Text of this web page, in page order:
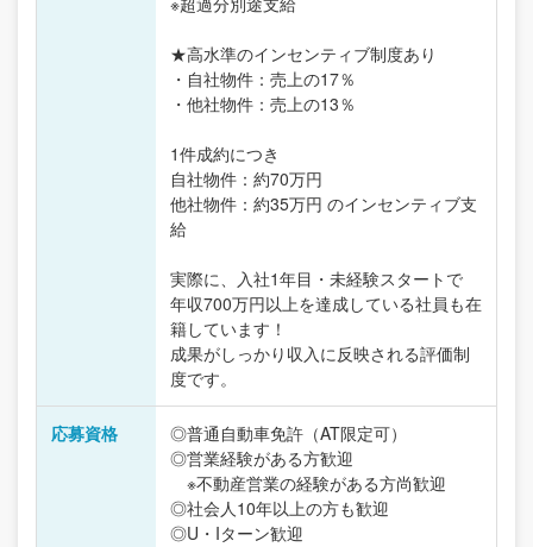
★高水準のインセンティブ制度あり
・自社物件：売上の17％
・他社物件：売上の13％
1件成約につき
自社物件：約70万円
他社物件：約35万円 のインセンティブ支
給
実際に、入社1年目・未経験スタートで
年収700万円以上を達成している社員も在
籍しています！
成果がしっかり収入に反映される評価制
度です。
応募資格
◎普通自動車免許（AT限定可）
◎営業経験がある方歓迎
※不動産営業の経験がある方尚歓迎
◎社会人10年以上の方も歓迎
◎U・Iターン歓迎